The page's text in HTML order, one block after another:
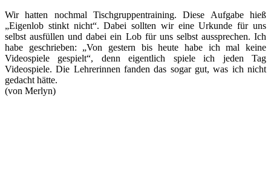
Wir hatten nochmal Tischgruppentraining. Diese Aufgabe hieß
„Eigenlob stinkt nicht“. Dabei sollten wir eine Urkunde für uns
selbst ausfüllen und dabei ein Lob für uns selbst aussprechen. Ich
habe geschrieben: „Von gestern bis heute habe ich mal keine
Videospiele gespielt“, denn eigentlich spiele ich jeden Tag
Videospiele. Die Lehrerinnen fanden das sogar gut, was ich nicht
gedacht hätte.
(von Merlyn)